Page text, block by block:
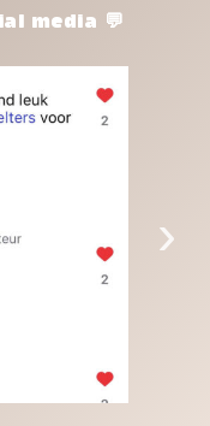
media 💬
›